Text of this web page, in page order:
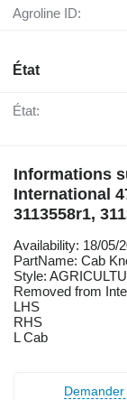
Agroline ID:
État
État:
Informations
International
3113558r1,
Availability: 18/05/
PartName: Cab
Style:
Removed from
LHS
RHS
L Cab